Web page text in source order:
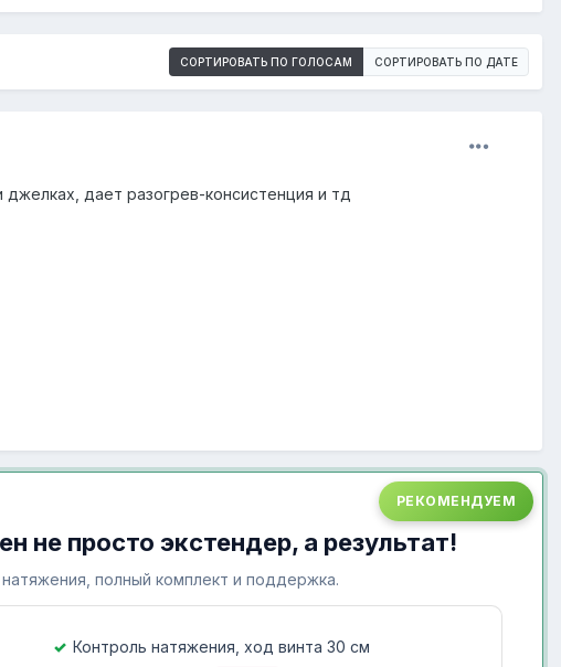
СОРТИРОВАТЬ ПО ГОЛОСАМ СОРТИРОВАТЬ ПО ДАТЕ
дает разогрев-консистенция и тд
РЕКОМЕНДУЕМ
не просто экстендер, а результат!
полный комплект и поддержка.
Контроль натяжения, ход винта 30 см